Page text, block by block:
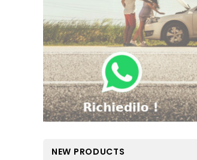
NEW PRODUCTS